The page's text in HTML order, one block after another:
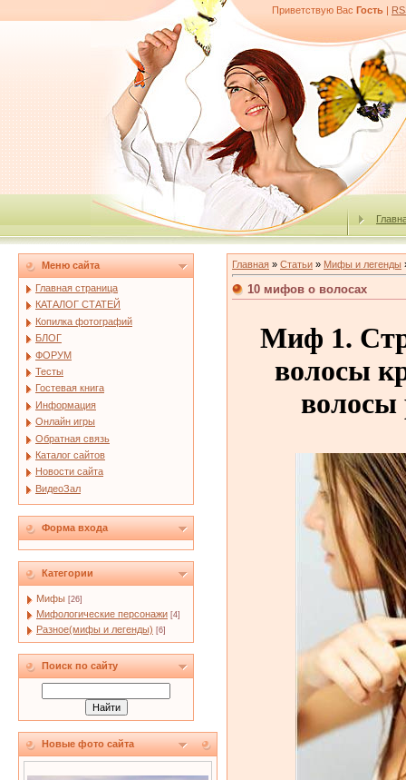
Приветствую Вас Гость |
Меню сайта
Главная страница
КАТАЛОГ СТАТЕЙ
Копилка фотографий
БЛОГ
ФОРУМ
Тесты
Гостевая книга
Информация
Онлайн игры
Обратная связь
Каталог сайтов
Новости сайта
ВидеоЗал
Форма входа
Категории
Мифы [26]
Мифологические персонажи [4]
Разное(мифы и легенды) [6]
Поиск по сайту
Новые фото сайта
Главная » Статьи » Мифы и легенды
10 мифов о волосах
Миф 1.
волосы
волосы